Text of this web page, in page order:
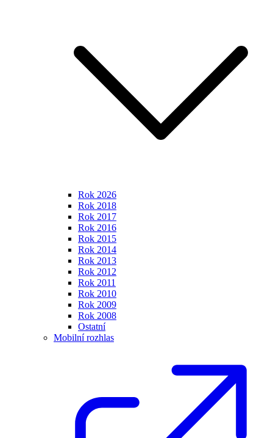
Rok 2026
Rok 2018
Rok 2017
Rok 2016
Rok 2015
Rok 2014
Rok 2013
Rok 2012
Rok 2011
Rok 2010
Rok 2009
Rok 2008
Ostatní
Mobilní rozhlas